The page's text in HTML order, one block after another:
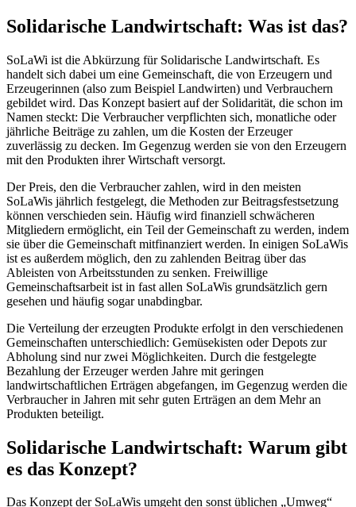
Solidarische Landwirtschaft: Was ist das?
SoLaWi ist die Abkürzung für Solidarische Landwirtschaft. Es
handelt sich dabei um eine Gemeinschaft, die von Erzeugern und
Erzeugerinnen (also zum Beispiel Landwirten) und Verbrauchern
gebildet wird. Das Konzept basiert auf der Solidarität, die schon im
Namen steckt: Die Verbraucher verpflichten sich, monatliche oder
jährliche Beiträge zu zahlen, um die Kosten der Erzeuger
zuverlässig zu decken. Im Gegenzug werden sie von den Erzeugern
mit den Produkten ihrer Wirtschaft versorgt.
Der Preis, den die Verbraucher zahlen, wird in den meisten
SoLaWis jährlich festgelegt, die Methoden zur Beitragsfestsetzung
können verschieden sein. Häufig wird finanziell schwächeren
Mitgliedern ermöglicht, ein Teil der Gemeinschaft zu werden, indem
sie über die Gemeinschaft mitfinanziert werden. In einigen SoLaWis
ist es außerdem möglich, den zu zahlenden Beitrag über das
Ableisten von Arbeitsstunden zu senken. Freiwillige
Gemeinschaftsarbeit ist in fast allen SoLaWis grundsätzlich gern
gesehen und häufig sogar unabdingbar.
Die Verteilung der erzeugten Produkte erfolgt in den verschiedenen
Gemeinschaften unterschiedlich: Gemüsekisten oder Depots zur
Abholung sind nur zwei Möglichkeiten. Durch die festgelegte
Bezahlung der Erzeuger werden Jahre mit geringen
landwirtschaftlichen Erträgen abgefangen, im Gegenzug werden die
Verbraucher in Jahren mit sehr guten Erträgen an dem Mehr an
Produkten beteiligt.
Solidarische Landwirtschaft: Warum gibt
es das Konzept?
Das Konzept der SoLaWis umgeht den sonst üblichen „Umweg“